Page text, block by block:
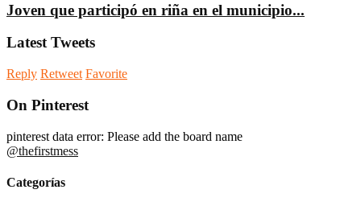
Joven que participó en riña en el municipio...
Latest Tweets
Reply Retweet Favorite
On Pinterest
pinterest data error: Please add the board name
@thefirstmess
Categorías